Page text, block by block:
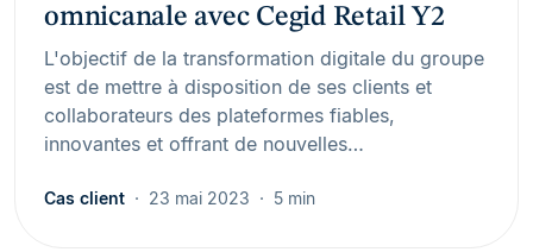
omnicanale avec Cegid Retail Y2
L'objectif de la transformation digitale du groupe
est de mettre à disposition de ses clients et
collaborateurs des plateformes fiables,
innovantes et offrant de nouvelles…
Cas client 23 mai 2023 5 min